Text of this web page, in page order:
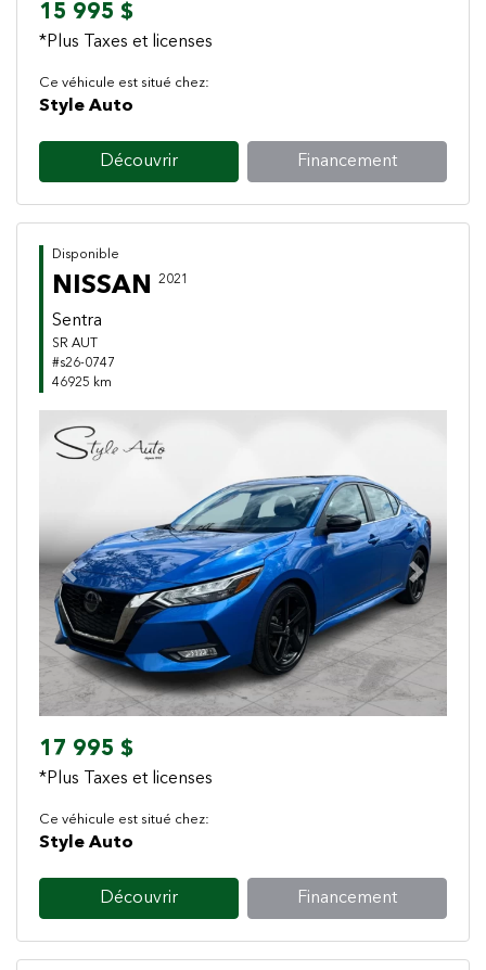
15 995 $
*Plus Taxes et licenses
Ce véhicule est situé chez:
Style Auto
Découvrir Financement
Disponible
NISSAN 2021
Sentra
SR AUT
#s26-0747
46925 km
Previous Next
17 995 $
*Plus Taxes et licenses
Ce véhicule est situé chez:
Style Auto
Découvrir Financement